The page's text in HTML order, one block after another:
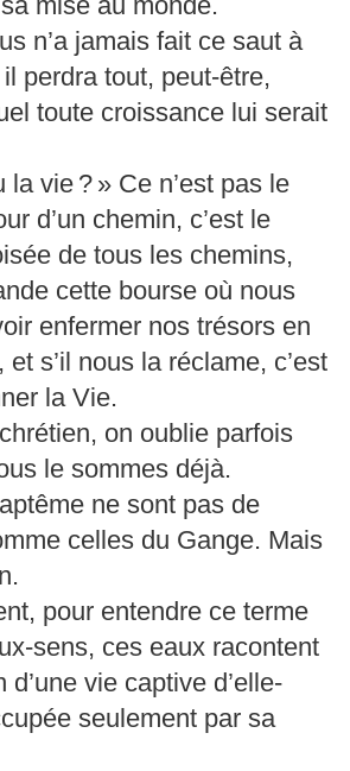
n’a jamais fait ce saut à
perdra tout, peut-être,
toute croissance lui serait
la vie ? » Ce n’est pas le
d’un chemin, c’est le
de tous les chemins,
cette bourse où nous
enfermer nos trésors en
s’il nous la réclame, c’est
la Vie.
on oublie parfois
le sommes déjà.
ne sont pas de
celles du Gange. Mais
pour entendre ce terme
sens, ces eaux racontent
vie captive d’elle-
seulement par sa